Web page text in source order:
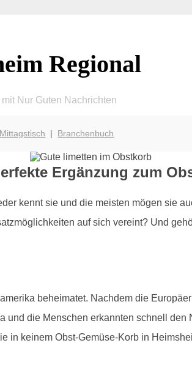
Regional
Nur Guten Nachrichten
Mittagstisch | Branchenbuch
Ergänzung zum
kennt sie und die meisten mögen sie
auf sich vereint? Und
beheimatet. Nachdem die
und die Menschen erkannten schnell den
in keinem Obst-Gemüse-Korb in